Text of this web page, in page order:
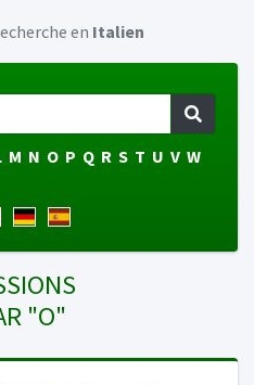
en Italien
M N O P Q R S T U V W
"O"